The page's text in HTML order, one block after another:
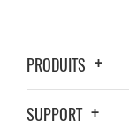
PRODUITS
SUPPORT